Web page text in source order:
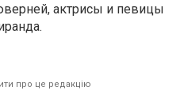
актрисы и певицы
про це редакцію